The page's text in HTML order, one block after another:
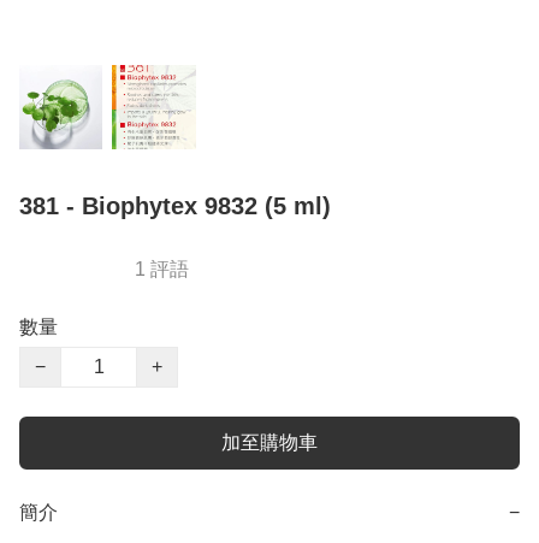
381 - Biophytex 9832 (5 ml)
1 評語
數量
−
+
加至購物車
簡介 −